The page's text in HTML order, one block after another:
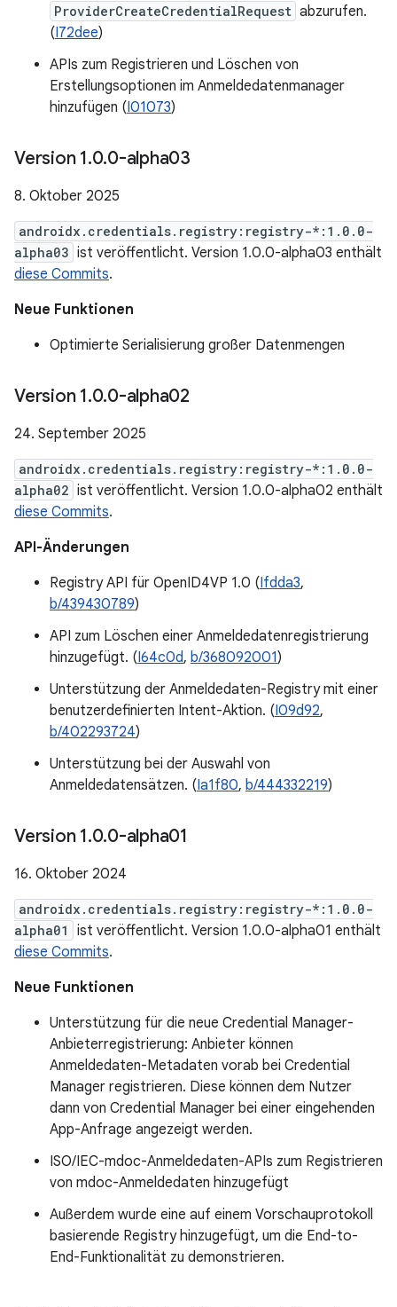
ProviderCreateCredentialRequest abzurufen.
(I72dee)
APIs zum Registrieren und Löschen von
Erstellungsoptionen im Anmeldedatenmanager
hinzufügen (I01073)
Version 1.0.0-alpha03
8. Oktober 2025
androidx.credentials.registry:registry-*:1.0.0-
alpha03 ist veröffentlicht. Version 1.0.0-alpha03 enthält
diese Commits.
Neue Funktionen
Optimierte Serialisierung großer Datenmengen
Version 1.0.0-alpha02
24. September 2025
androidx.credentials.registry:registry-*:1.0.0-
alpha02 ist veröffentlicht. Version 1.0.0-alpha02 enthält
diese Commits.
API-Änderungen
Registry API für OpenID4VP 1.0 (Ifdda3,
b/439430789)
API zum Löschen einer Anmeldedatenregistrierung
hinzugefügt. (I64c0d, b/368092001)
Unterstützung der Anmeldedaten-Registry mit einer
benutzerdefinierten Intent-Aktion. (I09d92,
b/402293724)
Unterstützung bei der Auswahl von
Anmeldedatensätzen. (Ia1f80, b/444332219)
Version 1.0.0-alpha01
16. Oktober 2024
androidx.credentials.registry:registry-*:1.0.0-
alpha01
ist veröffentlicht. Version 1.0.0-alpha01 enthält
diese Commits.
Neue Funktionen
Unterstützung für die neue Credential Manager-
Anbieterregistrierung: Anbieter können
Anmeldedaten-Metadaten vorab bei Credential
Manager registrieren. Diese können dem Nutzer
dann von Credential Manager bei einer eingehenden
App-Anfrage angezeigt werden.
ISO/IEC-mdoc-Anmeldedaten-APIs zum Registrieren
von mdoc-Anmeldedaten hinzugefügt
Außerdem wurde eine auf einem Vorschauprotokoll
basierende Registry hinzugefügt, um die End-to-
End-Funktionalität zu demonstrieren.